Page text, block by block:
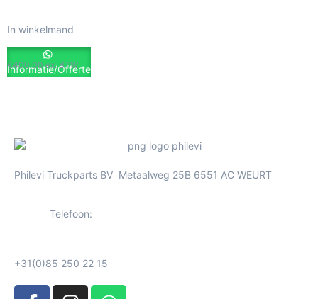
€400.00 ex. BTW
In winkelmand
Informatie/Offerte
Philevi Truckparts BV Metaalweg 25B 6551 AC WEURT
Telefoon:
+31(0)85 250 22 15